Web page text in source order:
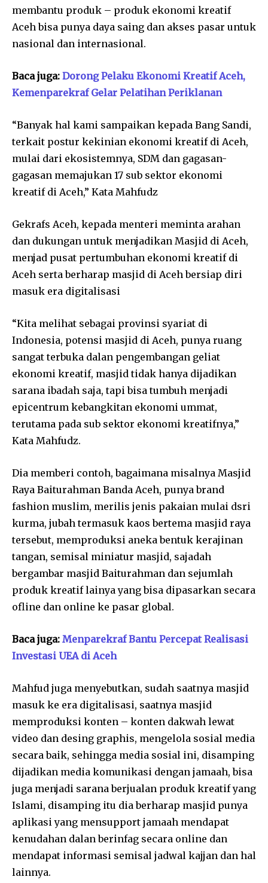
membantu produk – produk ekonomi kreatif
Aceh bisa punya daya saing dan akses pasar untuk
nasional dan internasional.
Baca juga: Dorong Pelaku Ekonomi Kreatif Aceh,
Kemenparekraf Gelar Pelatihan Periklanan
“Banyak hal kami sampaikan kepada Bang Sandi,
terkait postur kekinian ekonomi kreatif di Aceh,
mulai dari ekosistemnya, SDM dan gagasan-
gagasan memajukan 17 sub sektor ekonomi
kreatif di Aceh,” Kata Mahfudz
Gekrafs Aceh, kepada menteri meminta arahan
dan dukungan untuk menjadikan Masjid di Aceh,
menjad pusat pertumbuhan ekonomi kreatif di
Aceh serta berharap masjid di Aceh bersiap diri
masuk era digitalisasi
“Kita melihat sebagai provinsi syariat di
Indonesia, potensi masjid di Aceh, punya ruang
sangat terbuka dalan pengembangan geliat
ekonomi kreatif, masjid tidak hanya dijadikan
sarana ibadah saja, tapi bisa tumbuh menjadi
epicentrum kebangkitan ekonomi ummat,
terutama pada sub sektor ekonomi kreatifnya,”
Kata Mahfudz.
Dia memberi contoh, bagaimana misalnya Masjid
Raya Baiturahman Banda Aceh, punya brand
fashion muslim, merilis jenis pakaian mulai dsri
kurma, jubah termasuk kaos bertema masjid raya
tersebut, memproduksi aneka bentuk kerajinan
tangan, semisal miniatur masjid, sajadah
bergambar masjid Baiturahman dan sejumlah
produk kreatif lainya yang bisa dipasarkan secara
ofline dan online ke pasar global.
Baca juga: Menparekraf Bantu Percepat Realisasi
Investasi UEA di Aceh
Mahfud juga menyebutkan, sudah saatnya masjid
masuk ke era digitalisasi, saatnya masjid
memproduksi konten – konten dakwah lewat
video dan desing graphis, mengelola sosial media
secara baik, sehingga media sosial ini, disamping
dijadikan media komunikasi dengan jamaah, bisa
juga menjadi sarana berjualan produk kreatif yang
Islami, disamping itu dia berharap masjid punya
aplikasi yang mensupport jamaah mendapat
kenudahan dalan berinfag secara online dan
mendapat informasi semisal jadwal kajjan dan hal
lainnya.